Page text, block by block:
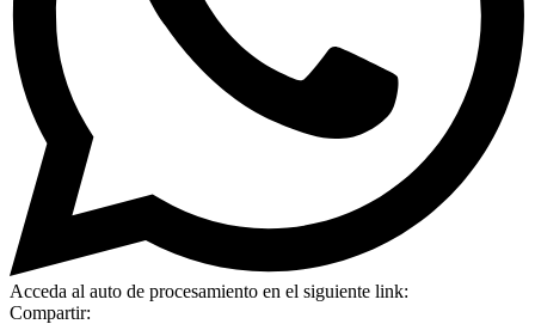
Acceda al auto de procesamiento en el siguiente link:
Compartir: